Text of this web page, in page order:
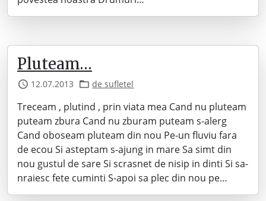
Pluteam…
12.07.2013 de sufletel
Treceam , plutind , prin viata mea Cand nu pluteam
puteam zbura Cand nu zburam puteam s-alerg
Cand oboseam pluteam din nou Pe-un fluviu fara
de ecou Si asteptam s-ajung in mare Sa simt din
nou gustul de sare Si scrasnet de nisip in dinti Si sa-
nraiesc fete cuminti S-apoi sa plec din nou pe…